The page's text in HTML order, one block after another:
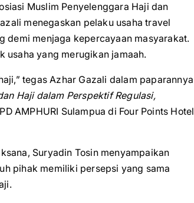
Muslim Penyelenggara Haji dan
menegaskan pelaku usaha travel
demi menjaga kepercayaan masyarakat.
usaha yang merugikan jamaah.
tegas Azhar Gazali dalam paparannya
Haji dalam Perspektif Regulasi,
AMPHURI Sulampua di Four Points Hotel
Suryadin Tosin menyampaikan
pihak memiliki persepsi yang sama